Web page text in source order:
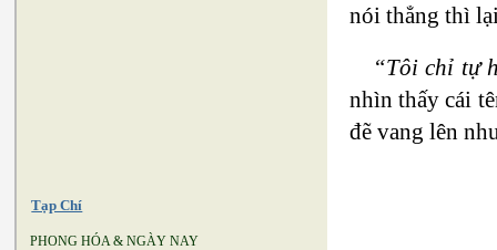
Tạp Chí
PHONG HÓA & NGÀY NAY
nói thẳng thì
“Tôi chỉ tự
nhìn thấy cái
đẽ vang lên